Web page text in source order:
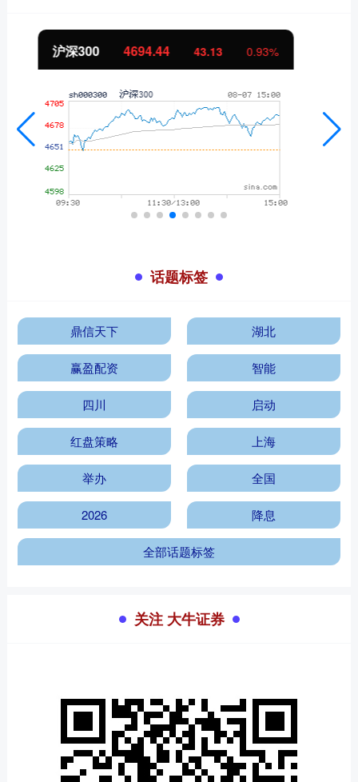
北证50 1134.24 11.37 1.01%
话题标签
鼎信天下 湖北
赢盈配资 智能
四川 启动
红盘策略 上海
举办 全国
2026 降息
全部话题标签
关注 大牛证券